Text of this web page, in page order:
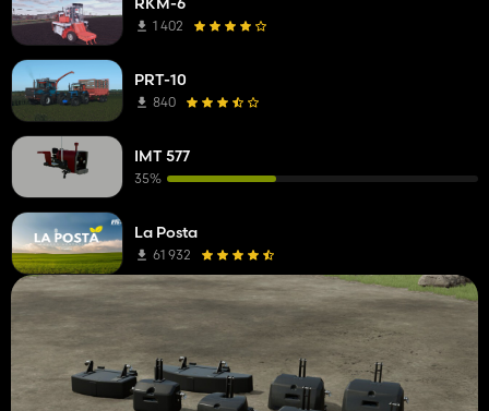
1 402
PRT-10
840
IMT 577
35%
La Posta
61 932